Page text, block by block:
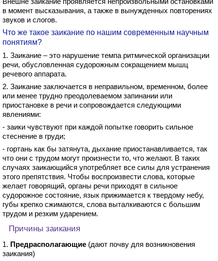
в момент высказывания, а также в вынужденных повторениях
звуков и слогов.
Что же такое заикание по нашим современным научным
понятиям?
1. Заикание – это нарушение темпа ритмической организации
речи, обусловленная судорожным сокращением мышц
речевого аппарата.
2. Заикание заключается в неправильном, временном, более
или менее трудно преодолеваемом запинании или
приостановке в речи и сопровождается следующими
явлениями:
- заики чувствуют при каждой попытке говорить сильное
стеснение в груди;
- гортань как бы затянута, дыхание приостанавливается, так
что они с трудом могут произнести то, что желают. В таких
случаях заикающийся употребляет все силы для устранения
этого препятствия. Чтобы воспроизвести слова, которые
желает говорящий, органы речи приходят в сильное
судорожное состояние, язык прижимается к твердому небу,
губы крепко сжимаются, слова выталкиваются с большим
трудом и резким ударением.
Причины заикания
1. Предрасполагающие (дают почву для возникновения
заикания)